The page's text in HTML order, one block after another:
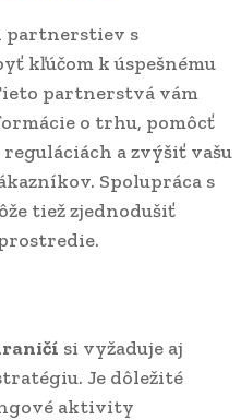
s
kľúčom k úspešnému
partnerstvá vám
o trhu, pomôcť
a zvýšiť vašu
Spolupráca s
tiež zjednodušiť
si vyžaduje aj
Je dôležité
aktivity